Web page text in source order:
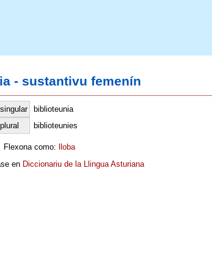
- sustantivu femenín
singular
biblioteunia
plural
biblioteunies
Flexona como: lloba
en Diccionariu de la Llingua Asturiana